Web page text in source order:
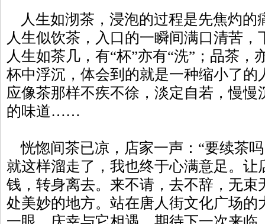
人生如沏茶，浸泡的过程是先焦灼的
人生似饮茶，入口的一瞬间满口清苦
人生如茶几，有“杯”亦有“洗”；品茶，
杯中浮沉，体会到的就是一种缩小了的
应像茶那样不疾不徐，淡定自若，慢
的味道……
恍惚间茶已凉，店家一声：“要续茶
就这样溜走了，我也终于心满意足。让
钱，转身离去。来不请，去不辞，无束
处美妙的地方。站在唐人街文化广场的